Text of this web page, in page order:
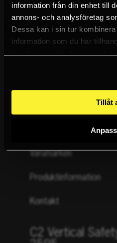
information från din enhet till
annons- och analysföretag
Dessa kan i sin tur
information som du har
samlat in när du har använt
Tillåt
Reklamation & retur
Köpvillkor
Ångra köp
Varumärken
Produktinformation
Kontakt
C2 Vertical